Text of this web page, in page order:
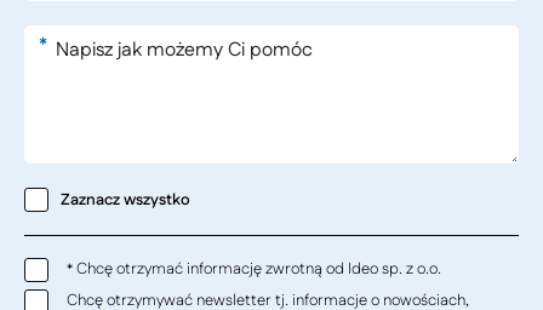
*
Zaznacz wszystko
*Chcę otrzymać informację zwrotną od Ideo sp. z o.o.
Chcę otrzymywać newsletter tj. informacje o nowościach,